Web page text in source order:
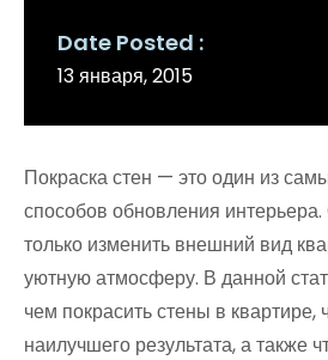
Date Posted
13 января, 2015
Покраска стен — это один из
способов обновления
только изменить внешний вид
уютную атмосферу. В данной
чем покрасить стены в квартире,
наилучшего результата, а также